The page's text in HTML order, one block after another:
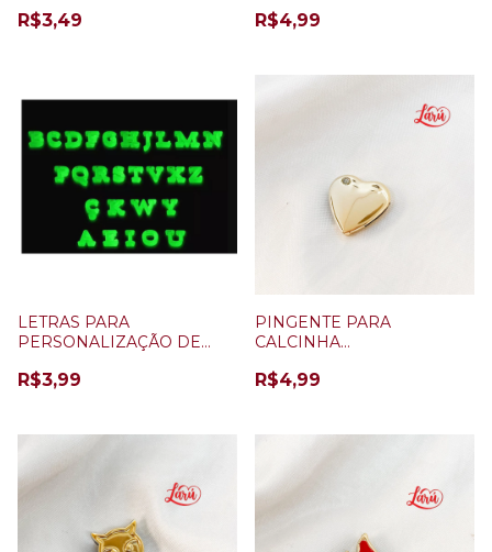
R$3,49
PIMENTA
R$4,99
LETRAS PARA
PERSONALIZAÇÃO DE
ESCURO
R$3,99
PINGENTE PARA
CALCINHA
CORAÇÃO
R$4,99